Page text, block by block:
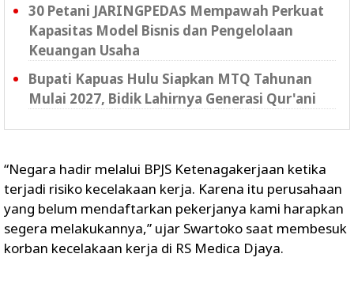
30 Petani JARINGPEDAS Mempawah Perkuat
Kapasitas Model Bisnis dan Pengelolaan
Keuangan Usaha
Bupati Kapuas Hulu Siapkan MTQ Tahunan
Mulai 2027, Bidik Lahirnya Generasi Qur'ani
“Negara hadir melalui BPJS Ketenagakerjaan ketika
terjadi risiko kecelakaan kerja. Karena itu perusahaan
yang belum mendaftarkan pekerjanya kami harapkan
segera melakukannya,” ujar Swartoko saat membesuk
korban kecelakaan kerja di RS Medica Djaya.